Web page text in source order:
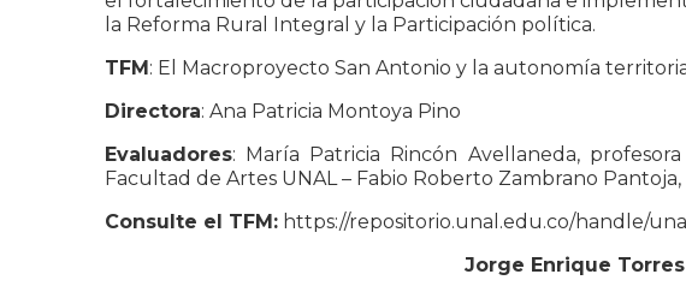
la Reforma Rural Integral y la Participación política.
TFM : El Macroproyecto San Antonio y la autonomía
Directora: Ana Patricia Montoya Pino
Evaluadores: María Patricia Rincón Avellaneda,
Facultad de Artes UNAL – Fabio Roberto Zambrano
Consulte el TFM:https://repositorio.unal.edu.co/handle/
Jorge Enrique